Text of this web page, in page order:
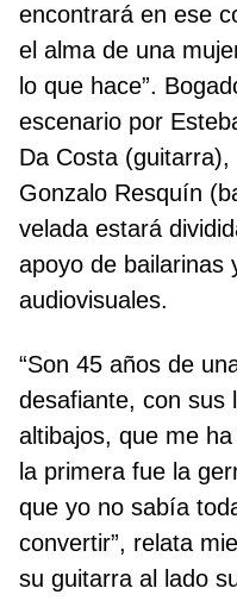
encontrará en ese
el alma de una
lo que hace”.
escenario por
Da Costa
Gonzalo Resquín
velada estará
apoyo de bailarinas
audiovisuales.
“Son 45 años de
desafiante, con sus
altibajos, que me
la primera fue la
que yo no sabía
convertir”, relata
su guitarra al lado